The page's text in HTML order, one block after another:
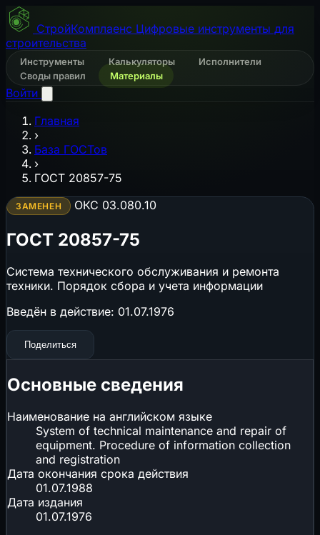
СтройКомплаенс Цифровые инструменты для
строительства
Инструменты Калькуляторы
Исполнители
Своды правил
Материалы
Войти
Главная
›
База ГОСТов
›
ГОСТ 20857-75
ЗАМЕНЕН ОКС 03.080.10
ГОСТ 20857-75
Система технического обслуживания и ремонта
техники. Порядок сбора и учета информации
Введён в действие: 01.07.1976
Поделиться
Основные сведения
Наименование на английском языке
System of technical maintenance and repair of
equipment. Procedure of information collection
and registration
Дата окончания срока действия
01.07.1988
Дата издания
01.07.1976